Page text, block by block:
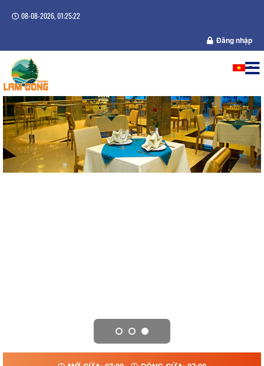
08-08-2026, 01:25:22
Đăng nhập